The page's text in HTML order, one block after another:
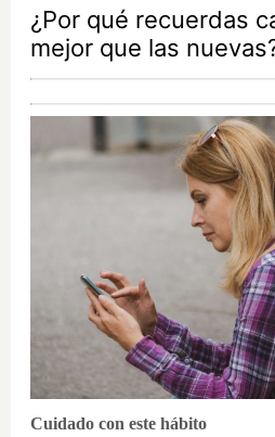
¿Por qué recuerdas
mejor que las
Cuidado con este hábito